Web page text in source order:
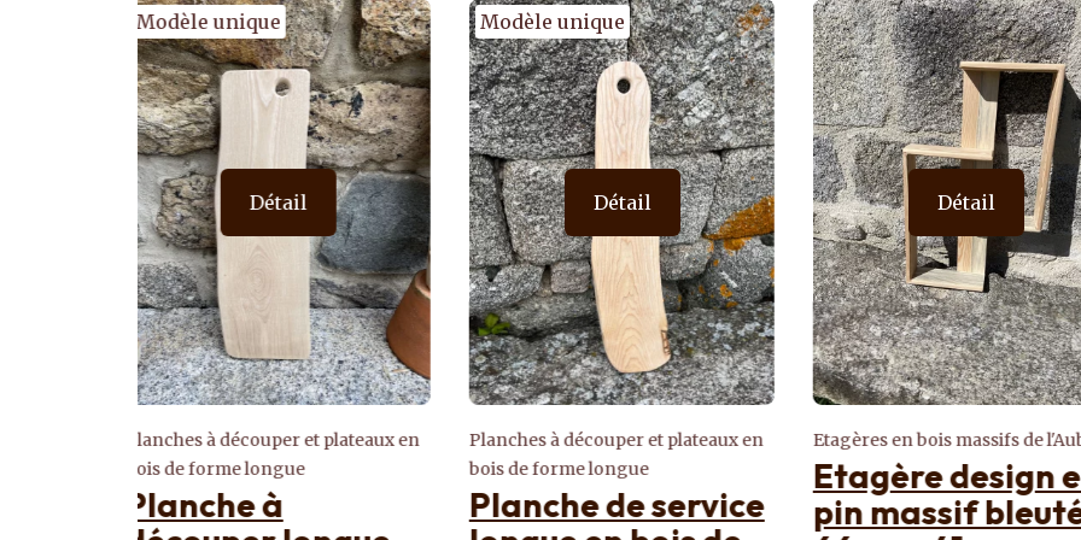
Modèle unique
Détail
Planches à découper et plateaux en
bois de forme longue
Planche de service
Détail
Etagères en bois massifs de l'Aubrac
Etagère design en
pin massif bleuté
Détail
Bougeoirs en bois de l'Aubrac
Bougeoirs en
rectangulaires